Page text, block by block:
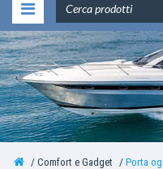
Comfort e Gadget
Porta